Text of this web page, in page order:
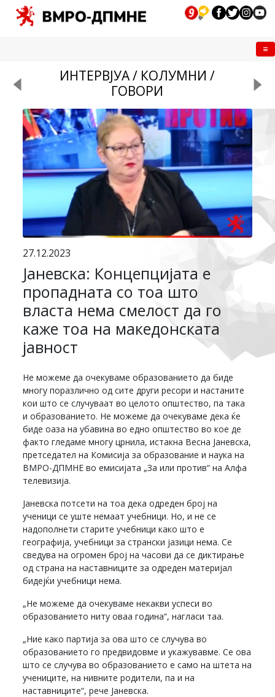
ИНТЕРВЈУА / КОЛУМНИ /
ГОВОРИ
27.12.2023
Јаневска: Концепцијата е
пропадната со тоа што
власта нема смелост да го
каже тоа на македонската
јавност
Не можеме да очекуваме образованието да биде
многу поразлично од сите други ресори и настаните
кои што се случуваат во целото општество, па така
и образованието. Не можеме да очекуваме дека ќе
биде оаза на убавина во едно општество во кое де
факто гледаме многу црнила, истакна Весна Јаневска,
претседател на Комисија за образование и наука на
ВМРО-ДПМНЕ во емисијата „За или против“ на Алфа
телевизија.
Јаневска потсети на тоа дека одреден број на
ученици се уште немаат учебници. Но, и не се
надополнети старите учебници како што е
географија, учебници за странски јазици нема. Се
сведува на огромен број на часови да се диктирање
од страна на наставниците за одреден материјал
бидејќи учебници нема.
„Не можеме да очекуваме некакви успеси во
образованието ниту оваа година“, нагласи таа.
„Ние како партија за ова што се случува во
образованието го предвидовме и укажувавме. Се ова
што се случува во образованието е само на штета на
учениците, на нивните родители, па и на
наставниците“, рече Јаневска.